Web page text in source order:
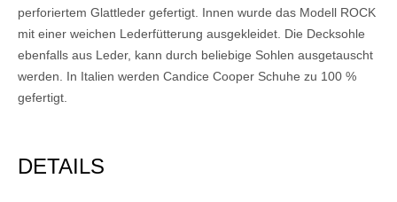
perforiertem Glattleder gefertigt. Innen wurde das Modell ROCK
mit einer weichen Lederfütterung ausgekleidet. Die Decksohle
ebenfalls aus Leder, kann durch beliebige Sohlen ausgetauscht
werden. In Italien werden Candice Cooper Schuhe zu 100 %
gefertigt.
DETAILS